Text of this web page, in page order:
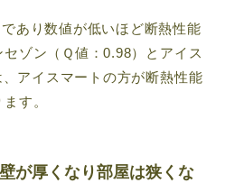
あり数値が低いほど断熱性能
ゾン（Ｑ値：0.98）とアイス
アイスマートの方が断熱性能
す。
が厚くなり部屋は狭くな